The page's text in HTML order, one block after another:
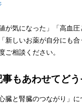
が気になった」「高血
新しいお薬が自分にも合
ご相談ください。
もあわせてど
臓と腎臓のつながり」